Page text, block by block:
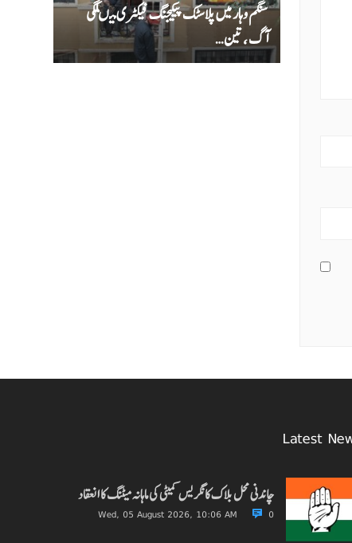
سنگم وہار میں پلاسٹک پیکیجنگ فیکٹری میںلگی
آگ ، تین…
Latest
چاندنی محل بلاک کانگریس کمیٹی کی ماہانہ میٹنگ کا انعقاد
Wed, 05 August 2026, 10:06 AM 0